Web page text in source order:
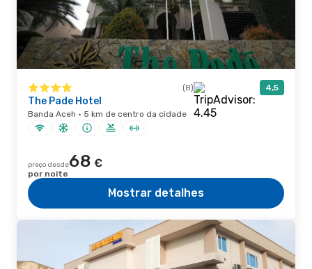
(8) 4,5
The Pade Hotel
Banda Aceh · 5 km de centro da cidade
preço desde68 €
por noite
Mostrar detalhes